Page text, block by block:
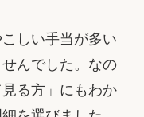
しい手当が多い
んでした。なの
る方」にもわか